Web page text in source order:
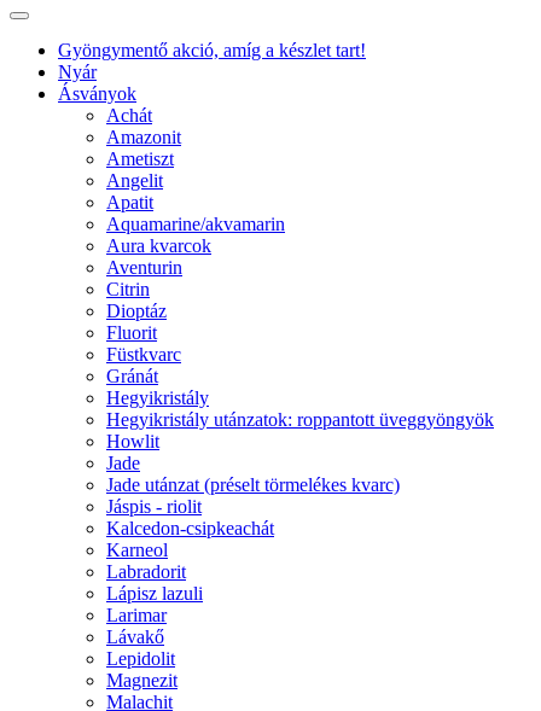
Gyöngymentő akció, amíg a készlet tart!
Nyár
Ásványok
Achát
Amazonit
Ametiszt
Angelit
Apatit
Aquamarine/akvamarin
Aura kvarcok
Aventurin
Citrin
Dioptáz
Fluorit
Füstkvarc
Gránát
Hegyikristály
Hegyikristály utánzatok: roppantott üveggyöngyök
Howlit
Jade
Jade utánzat (préselt törmelékes kvarc)
Jáspis - riolit
Kalcedon-csipkeachát
Karneol
Labradorit
Lápisz lazuli
Larimar
Lávakő
Lepidolit
Magnezit
Malachit